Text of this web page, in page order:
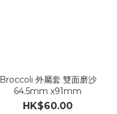
Broccoli 外屬套 雙面磨沙
64.5mm x91mm
HK$60.00